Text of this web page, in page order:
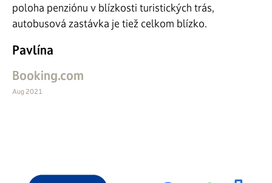
poloha penziónu v blízkosti turistických trás,
autobusová zastávka je tiež celkom blízko.
Pavlína
Booking.com
Aug 2021